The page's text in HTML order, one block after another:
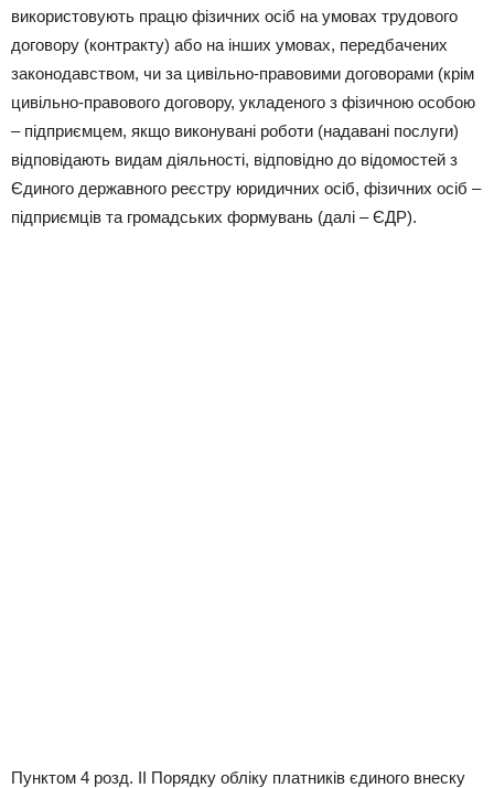
використовують працю фізичних осіб на умовах трудового
договору (контракту) або на інших умовах, передбачених
законодавством, чи за цивільно-правовими договорами (крім
цивільно-правового договору, укладеного з фізичною особою
– підприємцем, якщо виконувані роботи (надавані послуги)
відповідають видам діяльності, відповідно до відомостей з
Єдиного державного реєстру юридичних осіб, фізичних осіб –
підприємців та громадських формувань (далі – ЄДР).
Пунктом 4 розд. ІІ Порядку обліку платників єдиного внеску